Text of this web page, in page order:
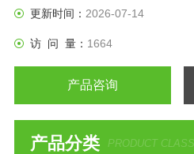
更新时间： 2026-07-14
访 问 量： 1664
产品咨询
产品分类 PRODUCT